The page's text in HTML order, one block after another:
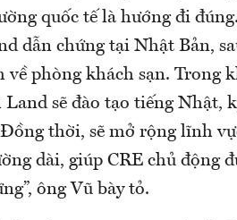
quốc tế là hướng đi
dẫn chứng tại Nhật Bản,
về phòng khách sạn. Trong
sẽ đào tạo tiếng Nhật,
thời, sẽ mở rộng lĩnh
dài, giúp CRE chủ động
ông Vũ bày tỏ.